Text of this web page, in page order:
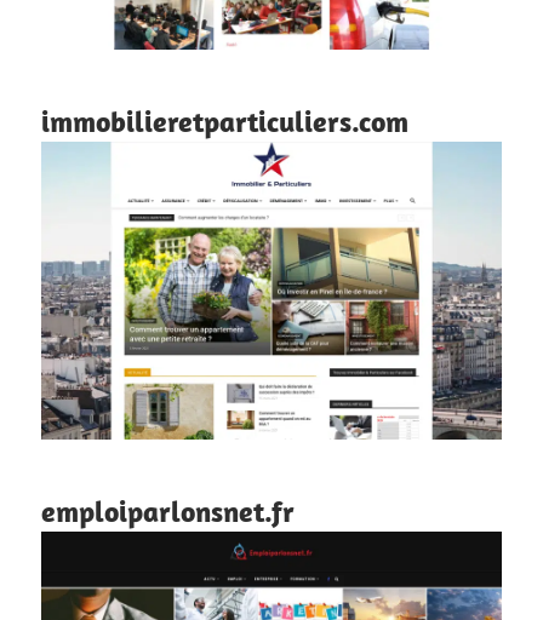
immobilieretparticuliers.com
emploiparlonsnet.fr